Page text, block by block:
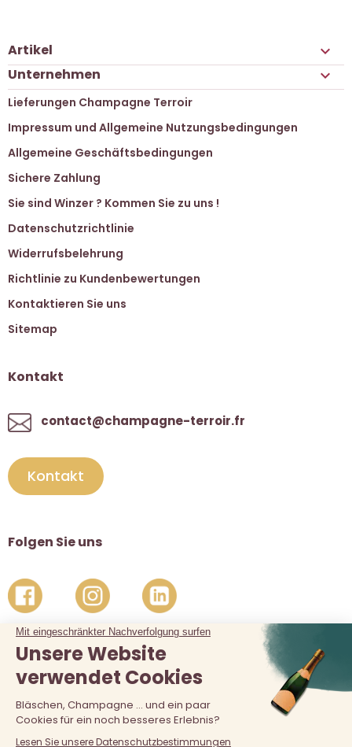
Artikel 
Unternehmen 
Lieferungen Champagne Terroir
Impressum und Allgemeine Nutzungsbedingungen
Allgemeine Geschäftsbedingungen
Sichere Zahlung
Sie sind Winzer ? Kommen Sie zu uns !
Datenschutzrichtlinie
Widerrufsbelehrung
Richtlinie zu Kundenbewertungen
Kontaktieren Sie uns
Sitemap
Kontakt
contact@champagne-terroir.fr
Kontakt
Folgen Sie uns